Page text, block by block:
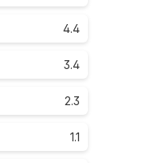
4.4
3.4
2.3
1.1